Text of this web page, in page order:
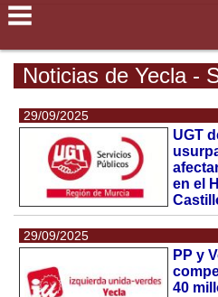
Noticias de Yecla -
29/09/2025
UGT
en el
29/09/2025
PP y
40